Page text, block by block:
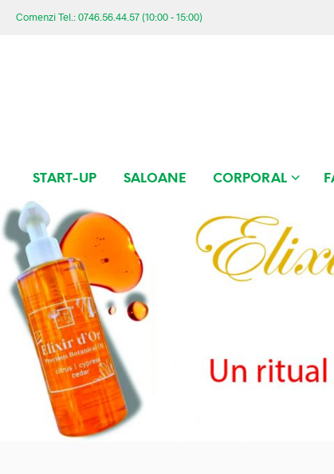
Comenzi Tel.: 0746.56.44.57 (10:00 - 15:00)
START-UP SALOANE CORPORAL